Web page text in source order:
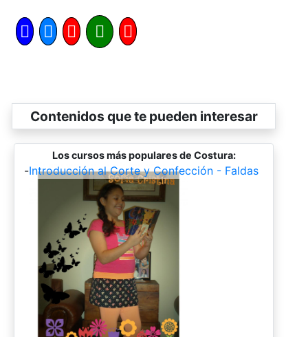
Contenidos que te pueden interesar
Los cursos más populares de Costura:
-Introducción al Corte y Confección - Faldas